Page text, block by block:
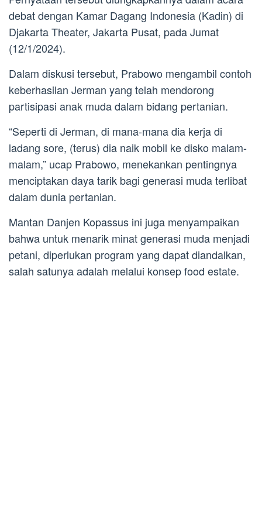
debat dengan Kamar Dagang Indonesia (Kadin) di
Djakarta Theater, Jakarta Pusat, pada Jumat
(12/1/2024).
Dalam diskusi tersebut, Prabowo mengambil contoh
keberhasilan Jerman yang telah mendorong
partisipasi anak muda dalam bidang pertanian.
“Seperti di Jerman, di mana-mana dia kerja di
ladang sore, (terus) dia naik mobil ke disko malam-
malam,” ucap Prabowo, menekankan pentingnya
menciptakan daya tarik bagi generasi muda terlibat
dalam dunia pertanian.
Mantan Danjen Kopassus ini juga menyampaikan
bahwa untuk menarik minat generasi muda menjadi
petani, diperlukan program yang dapat diandalkan,
salah satunya adalah melalui konsep food estate.